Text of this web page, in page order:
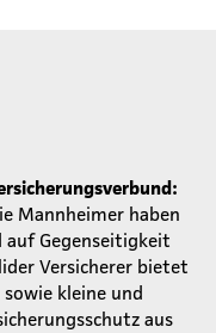
Mannheimer haben
auf Gegenseitigkeit
Versicherer bietet
kleine und
aus